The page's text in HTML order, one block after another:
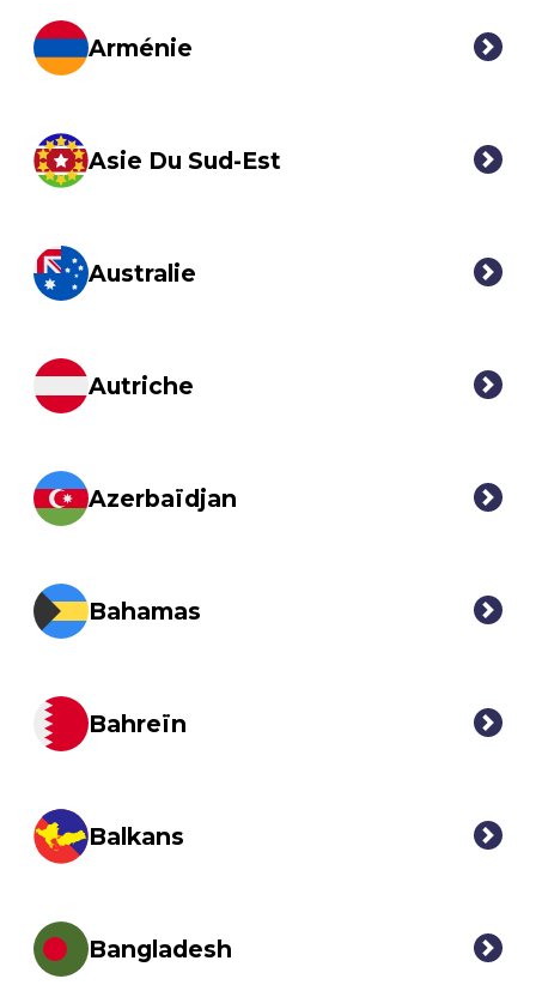
Arménie
Asie Du Sud-Est
Australie
Autriche
Azerbaïdjan
Bahamas
Bahreïn
Balkans
Bangladesh